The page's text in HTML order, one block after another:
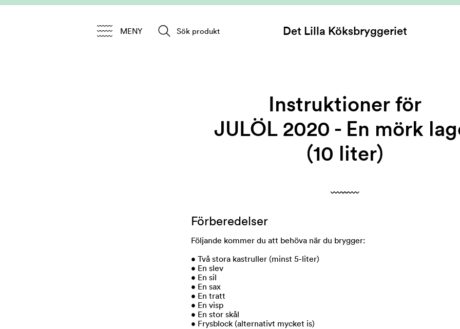
MENY Sök produkt Det Lilla Köksbryggeriet
Instruktioner för
JULÖL 2020 - En mörk
(10 liter)
Förberedelser
Följande kommer du att behöva när du brygger:
• Två stora kastruller (minst 5-liter)
• En slev
• En sil
• En sax
• En tratt
• En visp
• En stor skål
• Frysblock (alternativt mycket is)